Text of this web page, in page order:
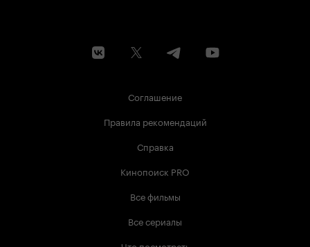
Соглашение
Правила рекомендаций
Справка
Кинопоиск PRO
Все фильмы
Все сериалы